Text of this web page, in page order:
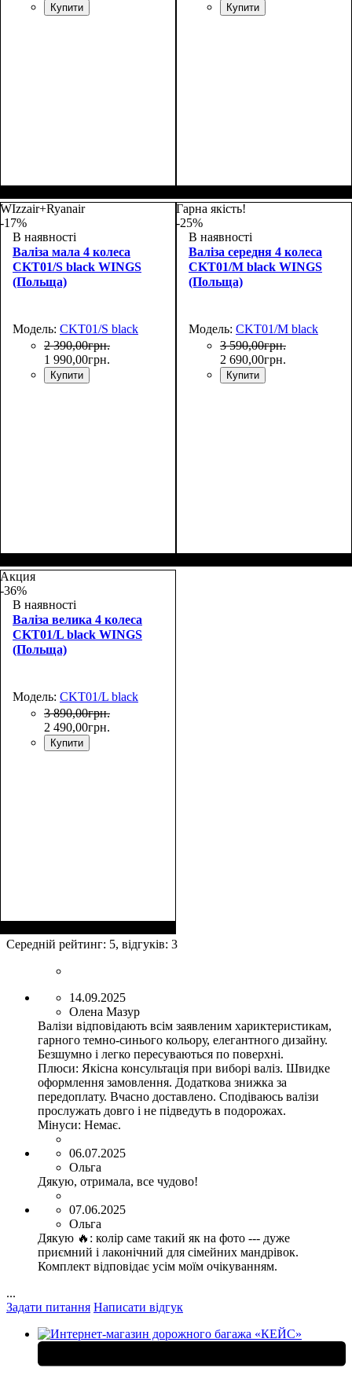
Купити
65х44х26
Купити
75х48х30
WIzzair+Ryanair
-17%
В наявності
Валіза мала 4 колеса
CKT01/S black WINGS
(Польща)
Модель: CKT01/S black
2 390,00грн.
1 990,00грн.
Купити
55х39x20
Гарна якість!
-25%
В наявності
Валіза середня 4 колеса
CKT01/M black WINGS
(Польща)
Модель: CKT01/M black
3 590,00грн.
2 690,00грн.
Купити
Акция
-36%
В наявності
Валіза велика 4 колеса
CKT01/L black WINGS
(Польща)
Модель: CKT01/L black
3 890,00грн.
2 490,00грн.
Купити
75х48х30
Середній рейтинг: 5, відгуків: 3
14.09.2025
Олена Мазур
Валізи відповідають всім заявленим хариктеристикам,
гарного темно-синього кольору, елегантного дизайну.
Безшумно і легко пересуваються по поверхні.
Плюси: Якісна консультація при виборі валіз. Швидке
оформлення замовлення. Додаткова знижка за
передоплату. Вчасно доставлено. Сподіваюсь валізи
прослужать довго і не підведуть в подорожах.
Мінуси: Немає.
06.07.2025
Ольга
Дякую, отримала, все чудово!
07.06.2025
Ольга
Дякую 🔥: колір саме такий як на фото --- дуже
приємний і лаконічний для сімейних мандрівок.
Комплект відповідає усім моїм очікуванням.
...
Задати питання Написати відгук